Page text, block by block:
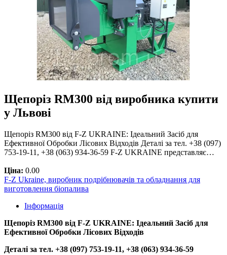
Щепоріз RM300 від виробника купити
у Львові
Щепоріз RM300 від F-Z UKRAINE: Ідеальний Засіб для
Ефективної Обробки Лісових Відходів Деталі за тел. +38 (097)
753-19-11, +38 (063) 934-36-59 F-Z UKRAINE представляє…
Ціна: 0.00
F-Z Ukraine, виробник подрібнювачів та обладнання для
виготовлення біопалива
Інформація
Щепоріз RM300 від F-Z UKRAINE: Ідеальний Засіб для
Ефективної Обробки Лісових Відходів
Деталі за тел. +38 (097) 753-19-11, +38 (063) 934-36-59